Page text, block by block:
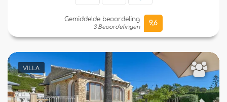
Gemiddelde beoordeling
3 Beoordelingen
9,6
VILLA